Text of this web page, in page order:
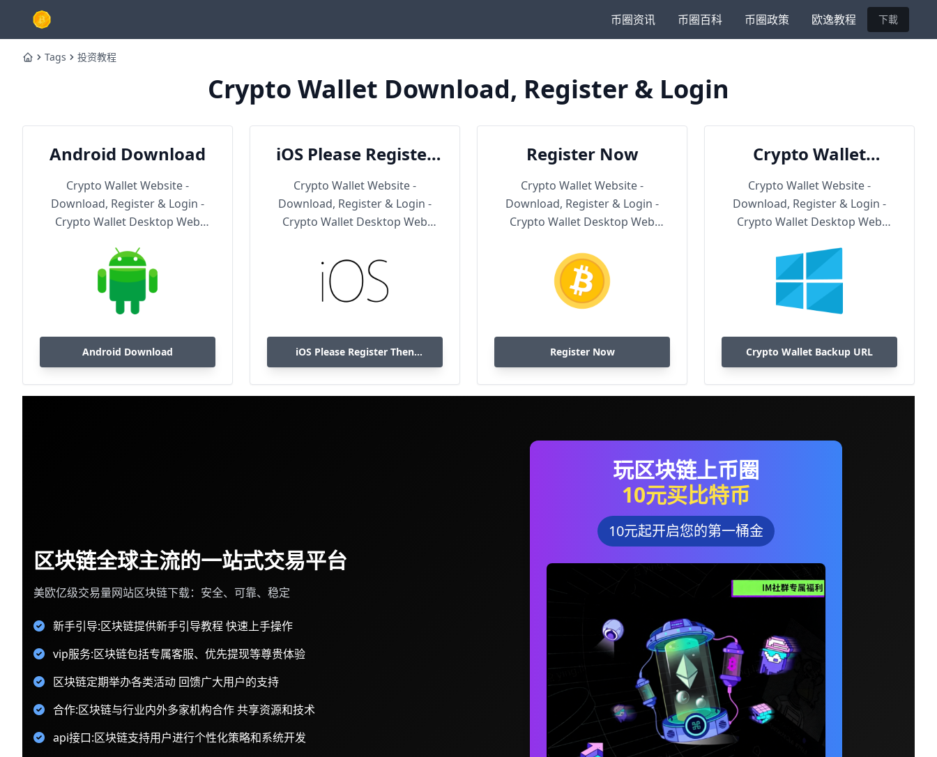
币圈资讯 币圈百科 币圈政策 欧逸教程 下載
HomeTags 投资教程
Crypto Wallet Download, Register & Login
Android Download
Crypto Wallet Website -
Download, Register & Login -
Crypto Wallet Desktop Web
Android Download
iOS Please Register
Then Download
Crypto Wallet Website -
Download, Register & Login -
Crypto Wallet Desktop Web
iOS Please Register Then
Download
Register Now
Crypto Wallet Website -
Download, Register & Login -
Crypto Wallet Desktop Web
Register Now
Crypto Wallet
Backup URL
Crypto Wallet Website -
Download, Register & Login -
Crypto Wallet Desktop Web
Crypto Wallet Backup URL
区块链全球主流的一站式交易平台
美欧亿级交易量网站区块链下载：安全、可靠、稳定
新手引导:区块链提供新手引导教程 快速上手操作
vip服务:区块链包括专属客服、优先提现等尊贵体验
区块链定期举办各类活动 回馈广大用户的支持
合作:区块链与行业内外多家机构合作 共享资源和技术
api接口:区块链支持用户进行个性化策略和系统开发
玩区块链上币圈
10元买比特币
10元起开启您的第一桶金